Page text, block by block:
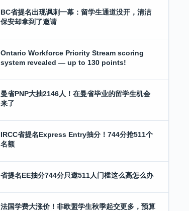
BC省提名出现讽刺一幕：留学生通道没开，清洁
保安却拿到了邀请
Ontario Workforce Priority Stream scoring
system revealed — up to 130 points!
曼省PNP大抽2146人！在曼省毕业的留学生机会
来了
IRCC省提名Express Entry抽分！744分抢511个
名额
省提名EE抽分744分只邀511人门槛这么高怎么办
法国学费大涨价！非欧盟学生秋季起交更多，预算